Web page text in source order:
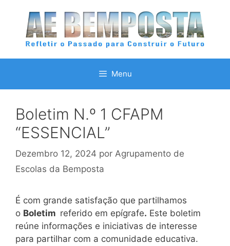
conteúdo
Menu
Boletim N.º 1 CFAPM
“ESSENCIAL”
Dezembro 12, 2024 por Agrupamento de
Escolas da Bemposta
É com grande satisfação que partilhamos
o Boletim referido em epígrafe. Este boletim
reúne informações e iniciativas de interesse
para partilhar com a comunidade educativa.